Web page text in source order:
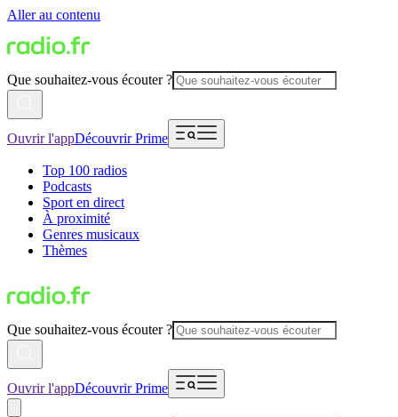
Aller au contenu
Que souhaitez-vous écouter ?
Ouvrir l'appDécouvrir Prime
Top 100 radios
Podcasts
Sport en direct
À proximité
Genres musicaux
Thèmes
Que souhaitez-vous écouter ?
Ouvrir l'appDécouvrir Prime